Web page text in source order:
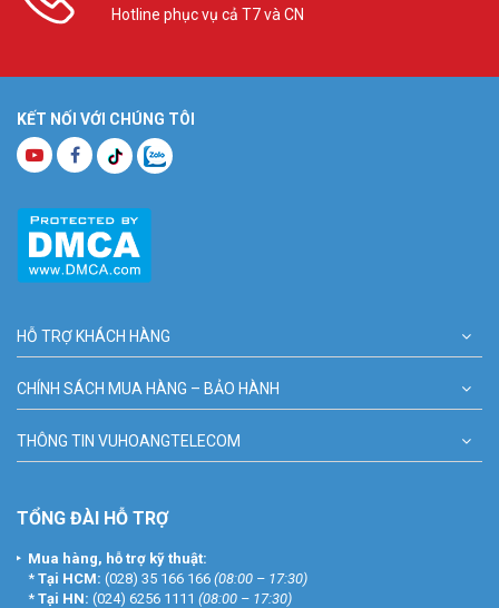
Hotline phục vụ cả T7 và CN
KẾT NỐI VỚI CHÚNG TÔI
HỖ TRỢ KHÁCH HÀNG
CHÍNH SÁCH MUA HÀNG – BẢO HÀNH
THÔNG TIN VUHOANGTELECOM
TỔNG ĐÀI HỖ TRỢ
Mua hàng, hỗ trợ kỹ thuật:
* Tại HCM: (028) 35 166 166 (08:00 – 17:30)
* Tại HN: (024) 6256 1111 (08:00 – 17:30)